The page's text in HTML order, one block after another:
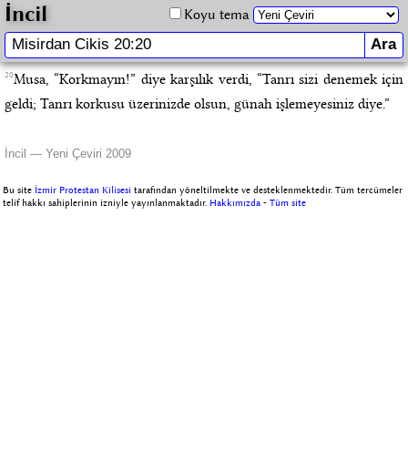
İncil Koyu tema
20Musa, “Korkmayın!” diye karşılık verdi, “Tanrı sizi denemek için
geldi; Tanrı korkusu üzerinizde olsun, günah işlemeyesiniz diye.”
İncil — Yeni Çeviri 2009
Bu site İzmir Protestan Kilisesi tarafından yöneltilmekte ve desteklenmektedir. Tüm tercümeler
telif hakkı sahiplerinin izniyle yayınlanmaktadır. Hakkımızda -Tüm site